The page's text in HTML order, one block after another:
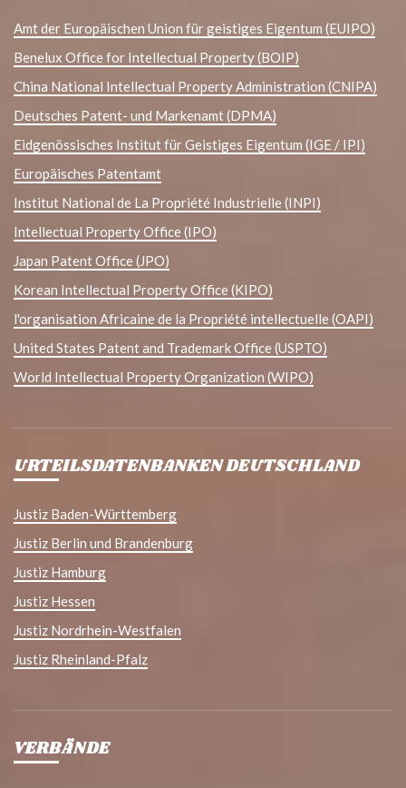
Amt der Europäischen Union für geistiges Eigentum (EUIPO)
Benelux Office for Intellectual Property (BOIP)
China National Intellectual Property Administration (CNIPA)
Deutsches Patent- und Markenamt (DPMA)
Eidgenössisches Institut für Geistiges Eigentum (IGE / IPI)
Europäisches Patentamt
Institut National de La Propriété Industrielle (INPI)
Intellectual Property Office (IPO)
Japan Patent Office (JPO)
Korean Intellectual Property Office (KIPO)
l'organisation Africaine de la Propriété intellectuelle (OAPI)
United States Patent and Trademark Office (USPTO)
World Intellectual Property Organization (WIPO)
URTEILSDATENBANKEN DEUTSCHLAND
Justiz Baden-Württemberg
Justiz Berlin und Brandenburg
Justiz Hamburg
Justiz Hessen
Justiz Nordrhein-Westfalen
Justiz Rheinland-Pfalz
VERBÄNDE